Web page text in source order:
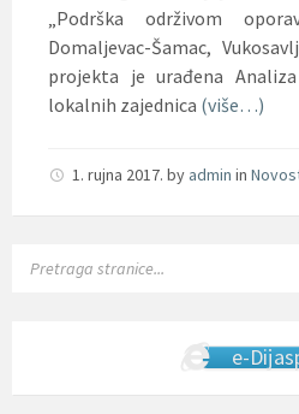
„Podrška održivom
Domaljevac-Šamac,
projekta je urađena
lokalnih zajednica (više…)
1. rujna 2017. by admin in
e-